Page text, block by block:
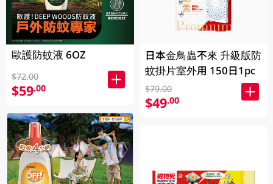
歐護防蚊液 6OZ
$72.00
$59.00
日本金鳥蟲不來 升級版防
蚊掛片室外用 150日1pc
$79.00
$49.00